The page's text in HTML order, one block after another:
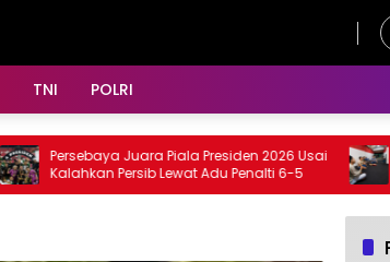
TNI POLRI
Persebaya Juara Piala Presiden 2026 Usai
Kalahkan Persib Lewat Adu Penalti 6-5